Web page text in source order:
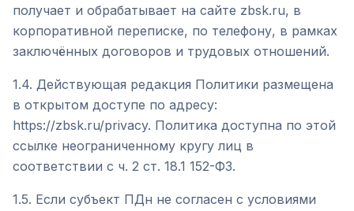
получает и обрабатывает на сайте zbsk.ru, в
корпоративной переписке, по телефону, в рамках
заключённых договоров и трудовых отношений.
1.4. Действующая редакция Политики размещена
в открытом доступе по адресу:
https://zbsk.ru/privacy. Политика доступна по этой
ссылке неограниченному кругу лиц в
соответствии с ч. 2 ст. 18.1 152-ФЗ.
1.5. Если субъект ПДн не согласен с условиями